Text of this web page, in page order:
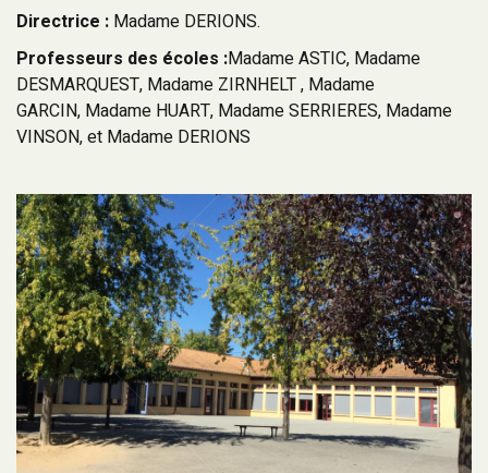
Directrice : Madame DERIONS.
Professeurs des écoles :Madame ASTIC, Madame
DESMARQUEST, Madame ZIRNHELT , Madame
GARCIN, Madame HUART, Madame SERRIERES, Madame
VINSON, et Madame DERIONS